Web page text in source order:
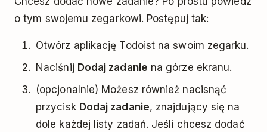
o tym swojemu zegarkowi. Postępuj tak:
Otwórz aplikację Todoist na swoim zegarku.
Naciśnij Dodaj zadanie na górze ekranu.
(opcjonalnie) Możesz również nacisnąć
przycisk Dodaj zadanie, znajdujący się na
dole każdej listy zadań. Jeśli chcesz dodać